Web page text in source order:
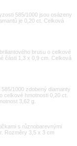
585/1000 jsou osázeny
je 0,20 ct. Celková
brusu o celkové
části 1,3 x 0,9 cm. Celková
1000 zdobený diamanty
celkové hmotnosti 0,20 ct.
3,62 g.
s různobarevnými
Rozměry 3,5 x 3 cm